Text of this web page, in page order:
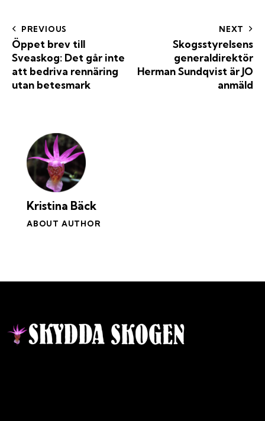
PREVIOUS
Öppet brev till
Sveaskog: Det går inte
att bedriva rennäring
utan betesmark
NEXT
Skogsstyrelsens
generaldirektör
Herman Sundqvist är JO
anmäld
Kristina Bäck
ABOUT AUTHOR